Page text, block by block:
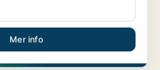
Mer info